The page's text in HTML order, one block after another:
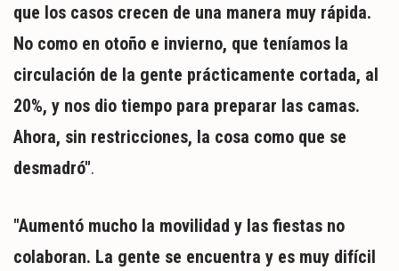
que los casos crecen de una manera muy rápida.
No como en otoño e invierno, que teníamos la
circulación de la gente prácticamente cortada, al
20%, y nos dio tiempo para preparar las camas.
Ahora, sin restricciones, la cosa como que se
desmadró".
"Aumentó mucho la movilidad y las fiestas no
colaboran. La gente se encuentra y es muy difícil